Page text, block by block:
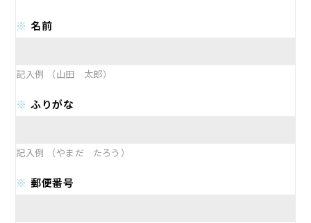
名前
記入例 （山田 太郎）
ふりがな
記入例 （やまだ たろう）
郵便番号